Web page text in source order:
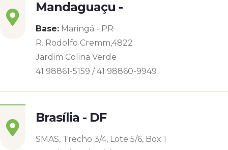
Mandaguaçu -
Base: Maringá - PR
R. Rodolfo Cremm,4822
Jardim Colina Verde
41 98861-5159 / 41 98860-9949
Brasília - DF
SMAS, Trecho 3/4, Lote 5/6, Box 1